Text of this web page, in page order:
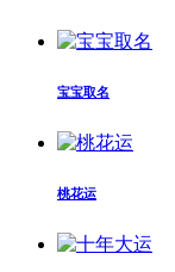
宝宝取名
桃花运